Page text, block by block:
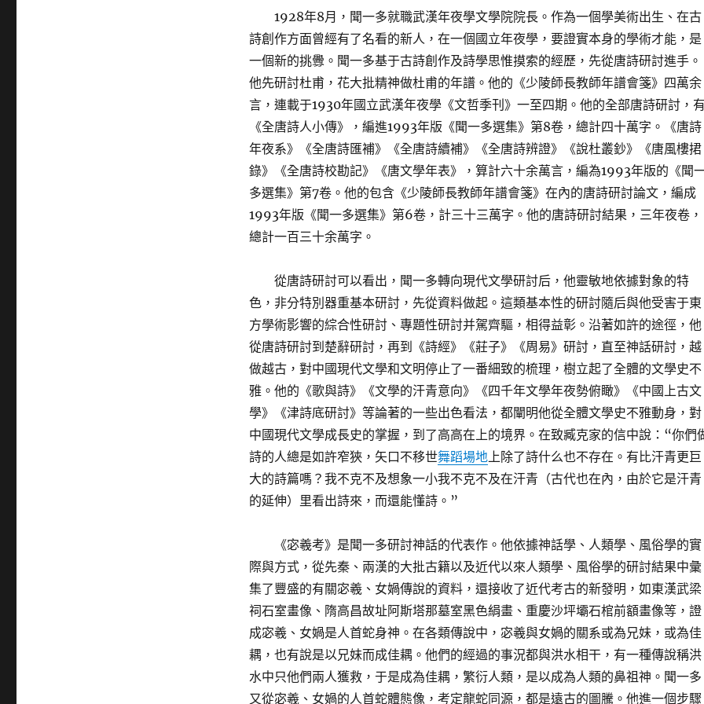
1928年8月，聞一多就職武漢年夜學文學院院長。作為一個學美術出生、在古
詩創作方面曾經有了名看的新人，在一個國立年夜學，要證實本身的學術才能，是
一個新的挑釁。聞一多基于古詩創作及詩學思惟摸索的經歷，先從唐詩研討進手。
他先研討杜甫，花大批精神做杜甫的年譜。他的《少陵師長教師年譜會箋》四萬余
言，連載于1930年國立武漢年夜學《文哲季刊》一至四期。他的全部唐詩研討，
《全唐詩人小傳》，編進1993年版《聞一多選集》第8卷，總計四十萬字。《唐詩
年夜系》《全唐詩匯補》《全唐詩續補》《全唐詩辨證》《說杜叢鈔》《唐風樓捃
錄》《全唐詩校勘記》《唐文學年表》，算計六十余萬言，編為1993年版的《聞
多選集》第7卷。他的包含《少陵師長教師年譜會箋》在內的唐詩研討論文，編成
1993年版《聞一多選集》第6卷，計三十三萬字。他的唐詩研討結果，三年夜卷，
總計一百三十余萬字。
從唐詩研討可以看出，聞一多轉向現代文學研討后，他靈敏地依據對象的特
色，非分特別器重基本研討，先從資料做起。這類基本性的研討隨后與他受害于東
方學術影響的綜合性研討、專題性研討并駕齊驅，相得益彰。沿著如許的途徑，他
從唐詩研討到楚辭研討，再到《詩經》《莊子》《周易》研討，直至神話研討，越
做越古，對中國現代文學和文明停止了一番細致的梳理，樹立起了全體的文學史不
雅。他的《歌與詩》《文學的汗青意向》《四千年文學年夜勢俯瞰》《中國上古文
學》《津詩底研討》等論著的一些出色看法，都闡明他從全體文學史不雅動身，對
中國現代文學成長史的掌握，到了高高在上的境界。在致臧克家的信中說：“你們
詩的人總是如許窄狹，矢口不移世舞蹈場地上除了詩什么也不存在。有比汗青更巨
大的詩篇嗎？我不克不及想象一小我不克不及在汗青（古代也在內，由於它是汗青
的延伸）里看出詩來，而還能懂詩。”
《宓羲考》是聞一多研討神話的代表作。他依據神話學、人類學、風俗學的實
際與方式，從先秦、兩漢的大批古籍以及近代以來人類學、風俗學的研討結果中彙
集了豐盛的有關宓羲、女媧傳說的資料，還接收了近代考古的新發明，如東漢武梁
祠石室畫像、隋高昌故址阿斯塔那墓室黑色絹畫、重慶沙坪壩石棺前額畫像等，證
成宓羲、女媧是人首蛇身神。在各類傳說中，宓羲與女媧的關系或為兄妹，或為佳
耦，也有說是以兄妹而成佳耦。他們的經過的事況都與洪水相干，有一種傳說稱洪
水中只他們兩人獲救，于是成為佳耦，繁衍人類，是以成為人類的鼻祖神。聞一多
又從宓羲、女媧的人首蛇體態像，考定龍蛇同源，都是遠古的圖騰。他進一個步驟